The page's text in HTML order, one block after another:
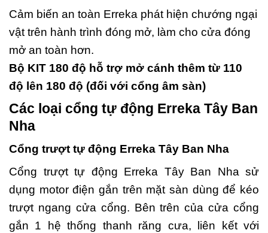
Cảm biến an toàn Erreka phát hiện chướng ngại
vật trên hành trình đóng mở, làm cho cửa đóng
mở an toàn hơn.
Bộ KIT 180 độ hỗ trợ mở cánh thêm từ 110
độ lên 180 độ (đối với cổng âm sàn)
Các loại cổng tự động Erreka Tây Ban
Nha
Cổng trượt tự động Erreka Tây Ban Nha
Cổng trượt tự động Erreka Tây Ban Nha sử
dụng motor điện gắn trên mặt sàn dùng để kéo
trượt ngang cửa cổng. Bên trên của cửa cổng
gắn 1 hệ thống thanh răng cưa, liên kết với